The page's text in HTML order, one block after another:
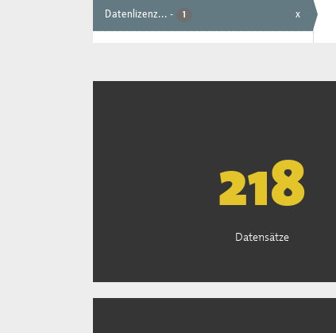
Datenlizenz... - 1 x
221
Datensätze